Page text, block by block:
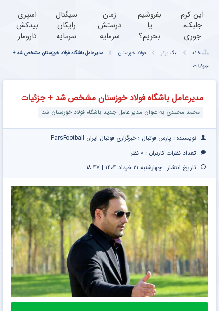
این کرم
جلبک،
جوری
صاف
میکنه
که انگار
کردی!
(تخفیف
بفروشیم
یا
بخریم؟
تخصصی
کن (
اشتراک
رایگان )
زمان
درستش
سرمایه
کن
سیگنال
رایگان
سرمایه
میخوای؟
کن
اسپری
بیدکش
تارومار
اثرفوری
محافظ
در
خانه لیگ برتر فولاد خوزستان
مدیرعامل باشگاه فولاد خوزستان مشخص شد +
جزئیات
مدیرعامل باشگاه فولاد خوزستان مشخص شد + جزئیات
محمد محمدی به عنوان مدیر عامل جدید باشگاه فولاد خوزستان شد
نویسنده : پارس فوتبال ؛ خبرگزاری فوتبال ایران ParsFootball
تعداد نظرات کاربران : ۰ نظر
تاریخ انتشار : چهارشنبه ۲۱ خرداد ۱۴۰۴ | ۱۸:۴۷